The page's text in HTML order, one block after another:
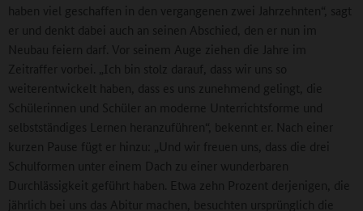
haben viel geschaffen in den vergangenen zwei Jahrzehnten“, sagt
er und denkt dabei auch an seinen Abschied, den er nun im
Neubau feiern darf. Vor seinem Auge ziehen die Jahre im
Zeitraffer vorbei. „Ich bin stolz darauf, dass wir uns so
weiterentwickelt haben, dass es uns zunehmend gelingt, die
Schülerinnen und Schüler an moderne Unterrichtsforme und
selbstständiges Lernen heranzuführen“, bekennt er. Nach einer
kurzen Pause fügt er hinzu: „Und wir freuen uns, dass die drei
Schulformen unter einem Dach zu einer wunderbaren
Durchlässigkeit geführt haben. Etwa zehn Prozent derjenigen, die
jährlich bei uns das Abitur machen, besuchten ursprünglich die